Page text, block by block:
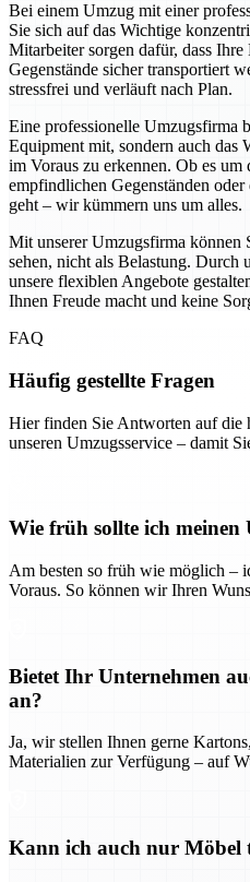
Bei einem Umzug mit einer
Sie sich auf das Wichtige
Mitarbeiter sorgen dafür, dass
Gegenstände sicher transportiert
stressfrei und verläuft nach Plan.
Eine professionelle Umzugsfirma
Equipment mit, sondern auch das
im Voraus zu erkennen. Ob es um
empfindlichen Gegenständen
geht – wir kümmern uns um alles.
Mit unserer Umzugsfirma können
sehen, nicht als Belastung. Durch
unsere flexiblen Angebote
Ihnen Freude macht und keine
FAQ
Häufig gestellte Fragen
Hier finden Sie Antworten auf die
unseren Umzugsservice – damit
Wie früh sollte ich meinen
Am besten so früh wie möglich –
Voraus. So können wir Ihren
Bietet Ihr Unternehmen
an?
Ja, wir stellen Ihnen gerne
Materialien zur Verfügung – auf
Kann ich auch nur Möbel